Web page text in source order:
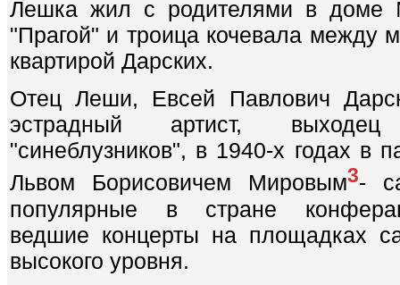
Лешка жил с родителями в
"Прагой" и троица кочевала
квартирой Дарских.
Отец Леши, Евсей Павлович
эстрадный артист,
"синеблузников", в 1940-х годах в
Львом Борисовичем Мировым3-
популярные в стране
ведшие концерты на площадках
высокого уровня.